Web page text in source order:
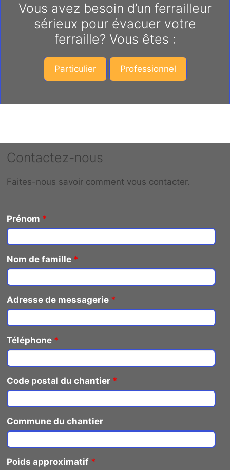
Vous avez besoin d’un ferrailleur
sérieux pour évacuer votre
ferraille? Vous êtes :
Particulier Professionnel
Contactez-nous
Faites-nous savoir comment vous contacter.
Prénom *
Nom de famille *
Adresse de messagerie *
Téléphone *
Code postal du chantier *
Commune du chantier
Poids approximatif *